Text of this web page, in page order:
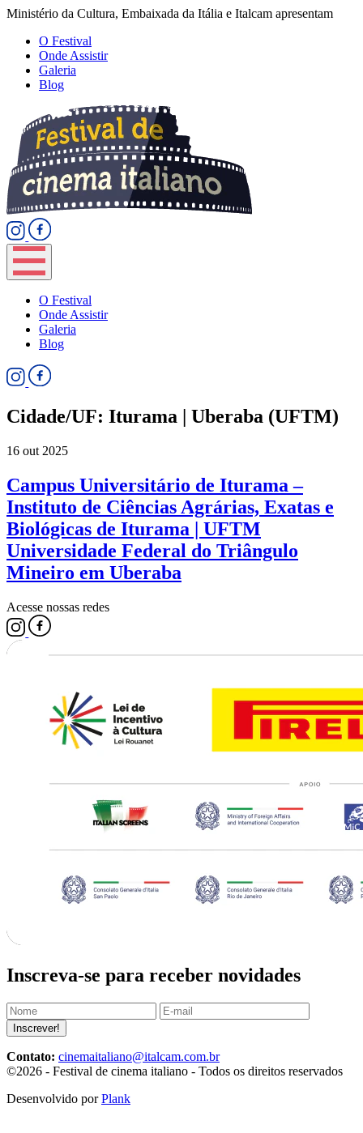
Ministério da Cultura, Embaixada da Itália e Italcam apresentam
O Festival
Onde Assistir
Galeria
Blog
O Festival
Onde Assistir
Galeria
Blog
Cidade/UF: Iturama | Uberaba (UFTM)
16 out 2025
Campus Universitário de Iturama –
Instituto de Ciências Agrárias, Exatas e
Biológicas de Iturama | UFTM
Universidade Federal do Triângulo
Mineiro em Uberaba
Acesse nossas redes
Inscreva-se para receber novidades
Inscrever!
Contato: cinemaitaliano@italcam.com.br
©2026 - Festival de cinema italiano - Todos os direitos reservados
Desenvolvido porPlank